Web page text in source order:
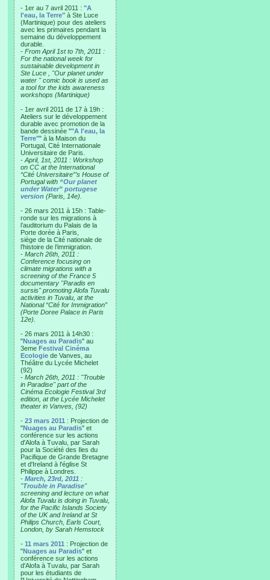
- 1er au 7 avril 2011 : "A
l'eau, la Terre" à Ste Luce
(Martinique) pour des ateliers
avec les primaires pendant la
semaine du développement
durable.
- From April 1st to 7th, 2011 :
For the national week for
sustainable development in
Ste Luce , "Our planet under
water " comic book is used as
a tool for the kids awareness
workshops (Martinique)
- 1er avril 2011 de 17 à 19h :
Ateliers sur le développement
durable avec promotion de la
bande dessinée ""A l'eau, la
Terre"" à la Maison du
Portugal, Cité Internationale
Universitaire de Paris.
- April, 1st, 2011 : Workshop
on CC at the International
“Cité Universitaire”’s House of
Portugal with “Our planet
under Water” portugese
version (Paris, 14e).
- 26 mars 2011 à 15h : Table-
ronde sur les migrations à
l’auditorium du Palais de la
Porte dorée à Paris,
siège de la Cité nationale de
l’histoire de l’immigration.
- March 26th, 2011 :
Conference focusing on
climate migrations with a
screening of the France 5
documentary "Paradis en
sursis" promoting Alofa Tuvalu
activities in Tuvalu, at the
National “Cité for Immigration”
(Porte Doree Palace in Paris
12e).
- 26 mars 2011 à 14h30 :
"Nuages au Paradis" au
3eme Festival Cinéma
Ecologie de Vanves, au
Théâtre du Lycée Michelet
(92)
- March 26th, 2011 : "Trouble
in Paradise" part of the
Cinéma Ecologie Festival 3rd
edition, at the Lycée Michelet
theater in Vanves, (92)
- 23 mars 2011 : Projection de
"Nuages au Paradis" et
conférence sur les actions
d'Alofa à Tuvalu, par Sarah
pour la Société des Iles du
Pacifique de Grande Bretagne
et d'Ireland à l'église St
Philippe à Londres.
- March, 23rd, 2011 :
"Trouble in Paradise"
screening and lecture on what
Alofa Tuvalu is doing in Tuvalu,
for the Pacific Islands Society
of the UK and Ireland at St
Philips Church, Earls Court,
London, by Sarah Hemstock
- 11 mars 2011 : Projection de
"Nuages au Paradis" et
conférence sur les actions
d'Alofa à Tuvalu, par Sarah
pour les étudiants de